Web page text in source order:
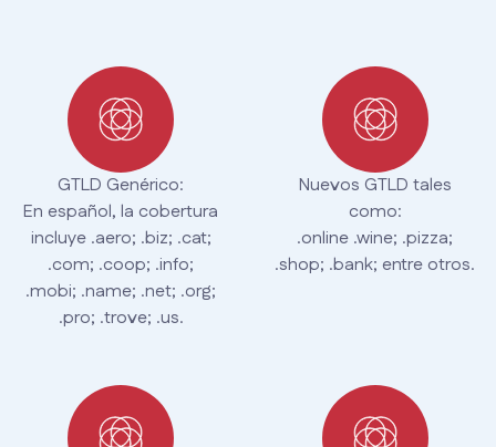
GTLD Genérico:
En español, la cobertura
incluye .aero; .biz; .cat;
.com; .coop; .info;
.mobi; .name; .net; .org;
.pro; .trove; .us.
Nuevos GTLD tales
como:
.online .wine; .pizza;
.shop; .bank; entre otros.